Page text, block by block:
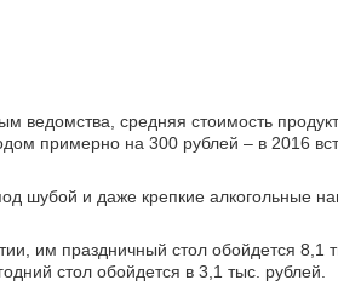
ведомства, средняя стоимость
примерно на 300 рублей – в 2016
шубой и даже крепкие алкогольные
им праздничный стол обойдется 8,1
стол обойдется в 3,1 тыс. рублей.